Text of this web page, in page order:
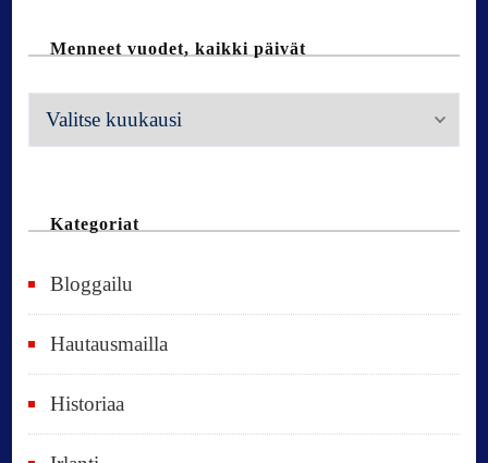
Menneet vuodet, kaikki päivät
M
e
e
v
u
o
Kategoriat
Bloggailu
Hautausmailla
Historiaa